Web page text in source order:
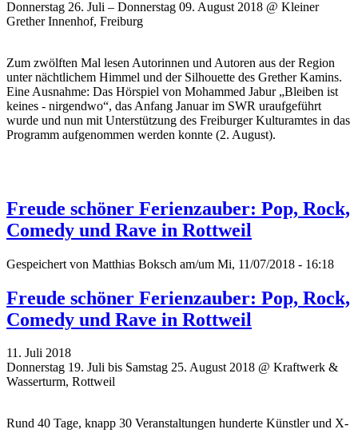
Donnerstag 26. Juli – Donnerstag 09. August 2018 @ Kleiner
Grether Innenhof, Freiburg
Zum zwölften Mal lesen Autorinnen und Autoren aus der Region
unter nächtlichem Himmel und der Silhouette des Grether Kamins.
Eine Ausnahme: Das Hörspiel von Mohammed Jabur „Bleiben ist
keines - nirgendwo“, das Anfang Januar im SWR uraufgeführt
wurde und nun mit Unterstützung des Freiburger Kulturamtes in das
Programm aufgenommen werden konnte (2. August).
Freude schöner Ferienzauber: Pop, Rock,
Comedy und Rave in Rottweil
Gespeichert von Matthias Boksch am/um Mi, 11/07/2018 - 16:18
Freude schöner Ferienzauber: Pop, Rock,
Comedy und Rave in Rottweil
11. Juli 2018
Donnerstag 19. Juli bis Samstag 25. August 2018 @ Kraftwerk &
Wasserturm, Rottweil
Rund 40 Tage, knapp 30 Veranstaltungen hunderte Künstler und X-